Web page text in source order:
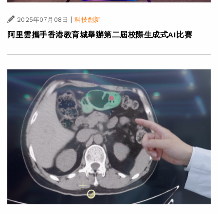
2025年07月08日 | 科技創新
阿里雲攜手香港教育城舉辦第二屆校際生成式AI比賽